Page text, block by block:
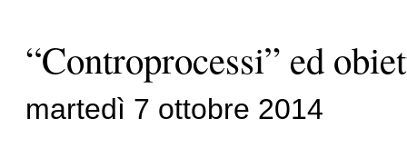
“Controprocessi” ed
martedì 7 ottobre 2014